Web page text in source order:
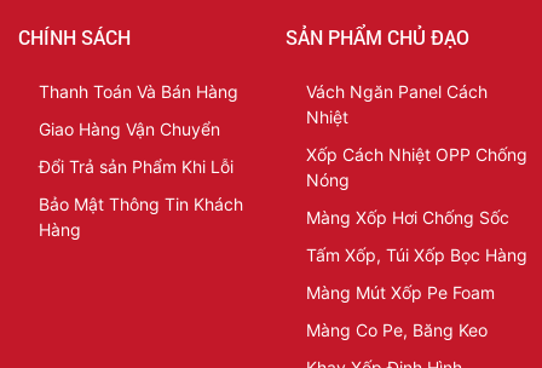
CHÍNH SÁCH
Thanh Toán Và Bán Hàng
Giao Hàng Vận Chuyển
Đổi Trả sản Phẩm Khi Lỗi
Bảo Mật Thông Tin Khách
Hàng
SẢN PHẨM CHỦ ĐẠO
Vách Ngăn Panel Cách
Nhiệt
Xốp Cách Nhiệt OPP Chống
Nóng
Màng Xốp Hơi Chống Sốc
Tấm Xốp, Túi Xốp Bọc Hàng
Màng Mút Xốp Pe Foam
Màng Co Pe, Băng Keo